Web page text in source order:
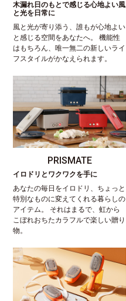
木漏れ日のもとで感じる心地よい風
と光を日常に
風と光が寄り添う、誰もが心地よい
と感じる空間をあなたへ。 機能性
はもちろん、唯一無二の新しいライ
フスタイルがかなえられます。
PRISMATE
イロドリとワクワクを手に
あなたの毎日をイロドリ、ちょっと
特別なものに変えてくれる暮らしの
アイテム。 それはまるで、虹から
こぼれおちたカラフルで楽しい贈り
物。